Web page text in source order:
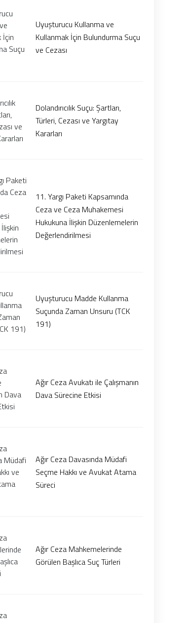
Uyuşturucu Kullanma ve
Kullanmak İçin Bulundurma Suçu
ve Cezası
Dolandırıcılık Suçu: Şartları,
Türleri, Cezası ve Yargıtay
Kararları
11. Yargı Paketi Kapsamında
Ceza ve Ceza Muhakemesi
Hukukuna İlişkin Düzenlemelerin
Değerlendirilmesi
Uyuşturucu Madde Kullanma
Suçunda Zaman Unsuru (TCK
191)
Ağır Ceza Avukatı ile Çalışmanın
Dava Sürecine Etkisi
Ağır Ceza Davasında Müdafi
Seçme Hakkı ve Avukat Atama
Süreci
Ağır Ceza Mahkemelerinde
Görülen Başlıca Suç Türleri